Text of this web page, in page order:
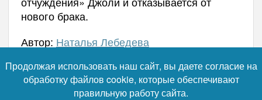
нового брака.
Автор: Наталья Лебедева
Читайте нас в телеграм
Продолжая использовать наш сайт, вы даете согласие на
обработку файлов cookie, которые обеспечивают
правильную работу сайта.